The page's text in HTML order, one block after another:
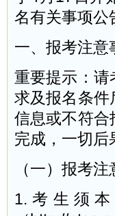
名有关事项公
一、报考注意
重要提示：请
求及报名条件
信息或不符合
完成，一切后
（一）报考
1.考生须